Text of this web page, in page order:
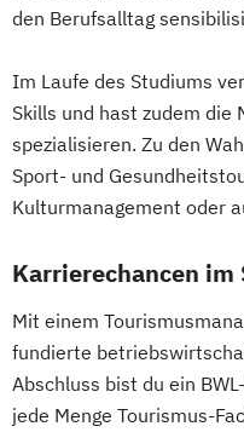
den Berufsalltag
Im Laufe des Studiums
Skills und hast zudem die
spezialisieren. Zu den
Sport- und
Kulturmanagement oder
Karrierechancen im
Mit einem
fundierte
Abschluss bist du ein
jede Menge Tourismus-